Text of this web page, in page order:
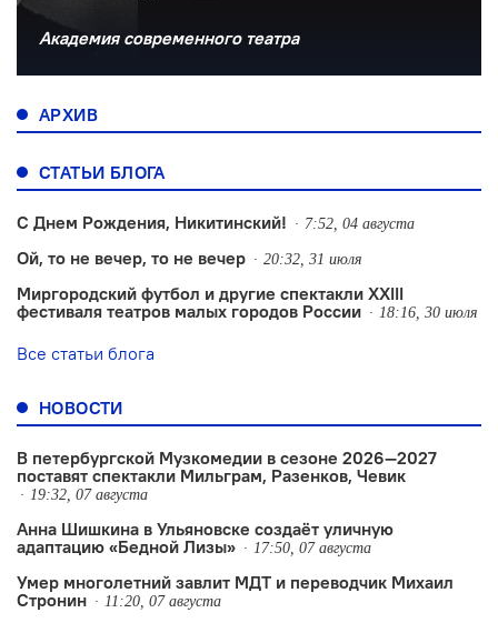
Академия современного театра
АРХИВ
СТАТЬИ БЛОГА
С Днем Рождения, Никитинский! 7:52, 04 августа
Ой, то не вечер, то не вечер 20:32, 31 июля
Миргородский футбол и другие спектакли XXIII
фестиваля театров малых городов России
18:16, 30 июля
Все статьи блога
НОВОСТИ
В петербургской Музкомедии в сезоне 2026—2027
поставят спектакли Мильграм, Разенков, Чевик
19:32, 07 августа
Анна Шишкина в Ульяновске создаëт уличную
адаптацию «Бедной Лизы»
17:50, 07 августа
Умер многолетний завлит МДТ и переводчик Михаил
Стронин
11:20, 07 августа